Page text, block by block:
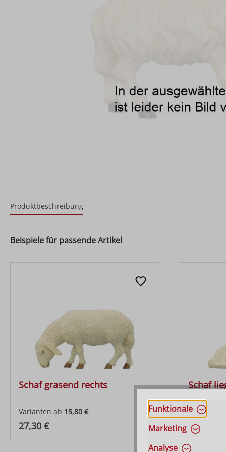
Produktbeschreibung
Beispiele für passende Artikel
Schaf grasend rechts
Varianten ab 15,80 €
Regulärer Preis:
27,30 €
Schaf
Varianten
27,30 €
Funktionale
Marketing
Analyse